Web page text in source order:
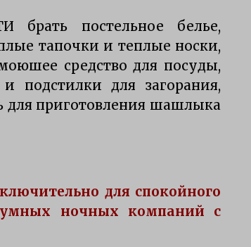
постельное белье,
тапочки и теплые носки,
средство для посуды,
для загорания,
для приготовления шашлыка
для спокойного
ночных компаний c